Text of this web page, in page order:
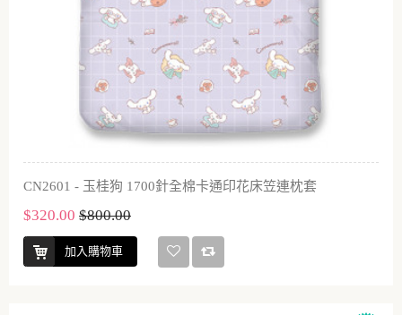
CN2601 - 玉桂狗 1700針全棉卡通印花床笠連枕套
$320.00 $800.00
加入購物車